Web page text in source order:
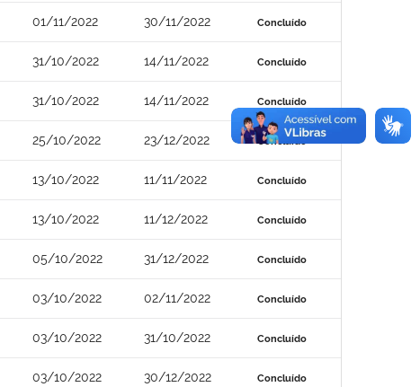
01/11/2022 30/11/2022 Concluído
31/10/2022 14/11/2022 Concluído
31/10/2022 14/11/2022 Concluído
25/10/2022 23/12/2022 Concluído
13/10/2022 11/11/2022 Concluído
13/10/2022 11/12/2022 Concluído
05/10/2022 31/12/2022 Concluído
03/10/2022 02/11/2022 Concluído
03/10/2022 31/10/2022 Concluído
03/10/2022 30/12/2022 Concluído